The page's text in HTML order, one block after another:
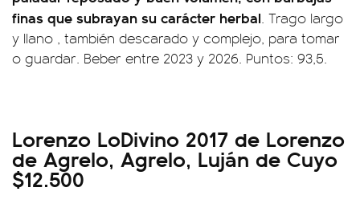
finas que subrayan su carácter herbal. Trago largo
y llano , también descarado y complejo, para tomar
o guardar. Beber entre 2023 y 2026. Puntos: 93,5.
Lorenzo LoDivino 2017 de Lorenzo
de Agrelo, Agrelo, Luján de Cuyo
$12.500